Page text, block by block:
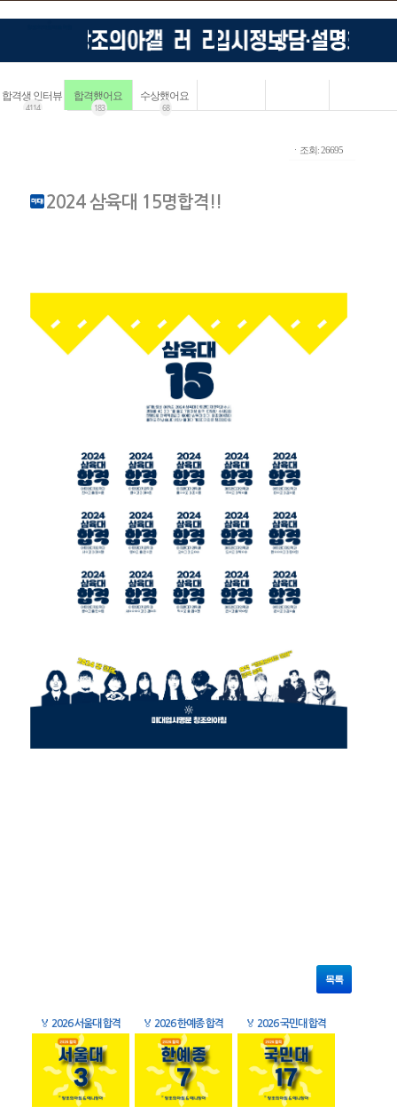
합격생 인터뷰
4114
합격했어요
183
수상했어요
68
ㆍ조회: 26695
2024 삼육대 15명합격!!
목록
🏅 2026 서울대 합격 🏅 2026 한예종 합격 🏅 2026 국민대 합격